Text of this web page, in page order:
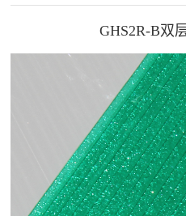
GHS2R-B双